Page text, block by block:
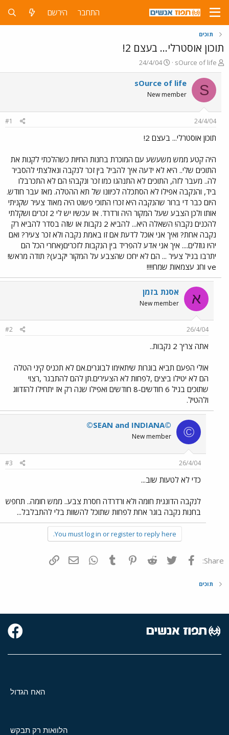
התחבר הירשם
תוכים
תוכון אוסטרלי... בעצם 2!
פ
ו
ת
ח
ה
ש
א
sOurce of life
פ
ו
ר
ם
ר
24/4/04
S
sOurce of life
New member
24/4/04
#1
תוכון אוסטרלי... בעצם 2!
היה קטע ממש משעשע עם המוכרת בחנות החיות כשהלכתי לקנות את
התוכים שלי.. היא לא ידעה איך להביל בין זכר לנקבה ונאלצתי להסביר
לה.. מעבר לזה, התוכים לא התנהגו כמו זכר ונקבה! הם לא התכרבלו
ביד, והנקבה אפילו לא הסתכלה לכיוונו של תא ההטלה. מאז עבר חודש.
היום כבר די ברור שהנקבה היא זכר! התוכי פשוט היה מאוד צעיר שקניתי
אותו ולכן הצבע שעל המקור היה ורדרד. אז עכשיו יש לי 2 זכרים ושקלתי
להכנים נקבה! השאלה היא... להביא 2 נקבות או שזה בסדר להביא רק
נקבה אחת? ואיך אני אוכל לדעת אם זו באמת נקבה ולא זכר צעיר? ואם
יהיו גוזלים.... איך אני אדע להפריד בין הנקבות לזכרים(אחרי הכל הם
יתרבו בגיל צעיר ... הם לא יחכו שהצבע על המקור יקבע)? תודה מראש!
ve וחג עצמאות שמח!!!!
א אסנת בזמן
New member
26/4/04
#2
אתה צריך 2 נקבות..
אולי הפעם תביא בוגרות שיתאימו לבוגרים.אם לא תכניס קיני הטלה
הם לא יטילו ביצים ,לפחות לא הצעירים.תן להם להתבגר ,רצוי
שתוכים בגיל 6 חודשים-8 חודשים ואפילו שנה רק אז יתחילו להזדווג
ולהטיל.
©
©SEAN and INDIANA©
New member
26/4/04
#3
כדי לא לטעות שוב...
לנקבה הדונגית חומה ולא ורדרדה חסרת צבע.. ממש חומה.. תחפש
בחנות נקבה בוגר אחת לפחות שתוכל להשוות בלי להתבלבל...
You must log in or register to reply here.
Share: פייסבוק Twitter
Reddit
Pinterest
Tumblr
WhatsAppדואר אלקטרוני
תוכים
האח הגדול
הלוואות רק תבקש